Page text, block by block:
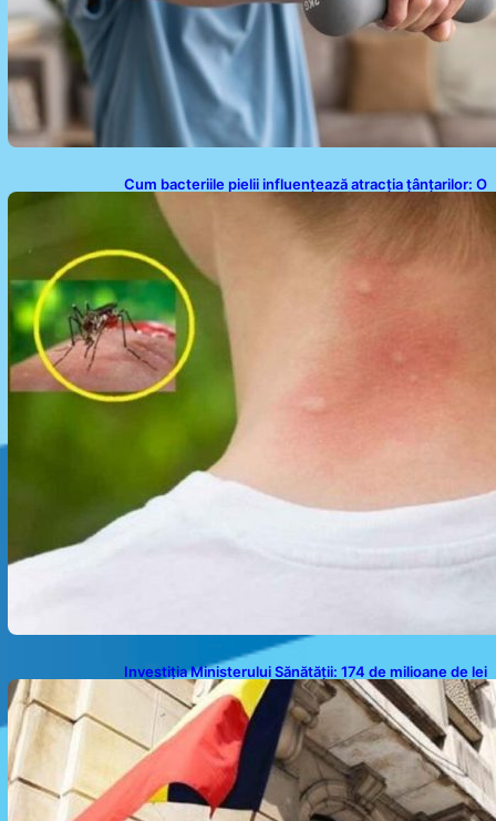
Cum bacteriile pielii influențează atracția țânțarilor: O
nouă viziune asupra alegerii victimelor
Investiția Ministerului Sănătății: 174 de milioane de lei
pentru modernizarea sistemului sanitar din România